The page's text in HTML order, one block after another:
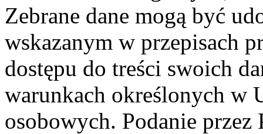
Zebrane dane mogą być
wskazanym w przepisach
dostępu do treści swoich
warunkach określonych w
osobowych. Podanie przez